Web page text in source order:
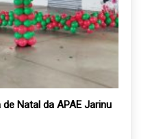
Natal da APAE Jarinu